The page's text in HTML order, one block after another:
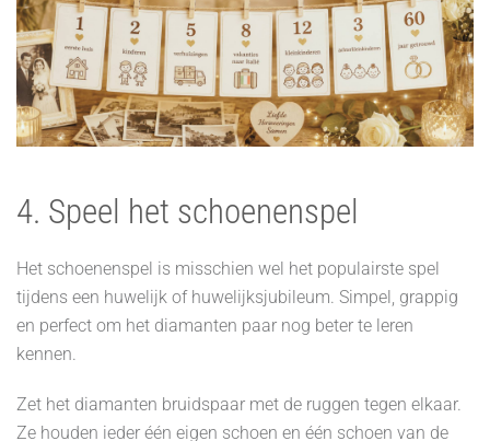
4. Speel het schoenenspel
Het schoenenspel is misschien wel het populairste spel
tijdens een huwelijk of huwelijksjubileum. Simpel, grappig
en perfect om het diamanten paar nog beter te leren
kennen.
Zet het diamanten bruidspaar met de ruggen tegen elkaar.
Ze houden ieder één eigen schoen en één schoen van de